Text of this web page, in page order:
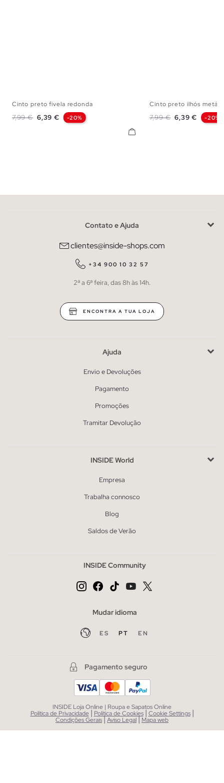
Cinto preto fivela redonda
Preço normal
7,99 € Preço
6,39 € -20%
Cinto preto ilhós
Preço normal
7,99 € Preço
6,39 € -20%
Contato e Ajuda
clientes@inside-shops.com
+34 900 10 32 57
2ª a 6ª feira, das 8h às 14h.
ENCONTRA A TUA LOJA
Ajuda
Envio e Devoluções
Pagamento
Promoções
Tramitar Devolução
INSIDE World
Empresa
Trabalha connosco
Blog
Saldos de Verão
INSIDE Community
Mudar idioma
ES PT EN
Pagamento seguro
INSIDE Loja Online | Roupa e Sapatos Online
Política de Privacidade | Política de Cookies | Cookie Settings |
Condições Gerais|Aviso Legal| Mapa web